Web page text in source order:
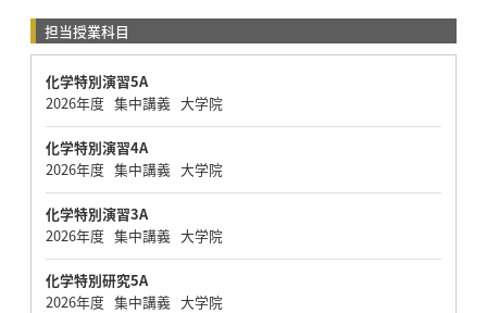
担当授業科目
化学特別演習5A
2026年度 集中講義 大学院
化学特別演習4A
2026年度 集中講義 大学院
化学特別演習3A
2026年度 集中講義 大学院
化学特別研究5A
2026年度 集中講義 大学院